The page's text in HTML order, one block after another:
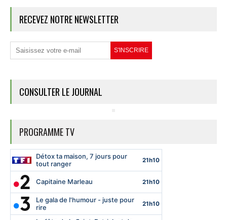
RECEVEZ NOTRE NEWSLETTER
CONSULTER LE JOURNAL
PROGRAMME TV